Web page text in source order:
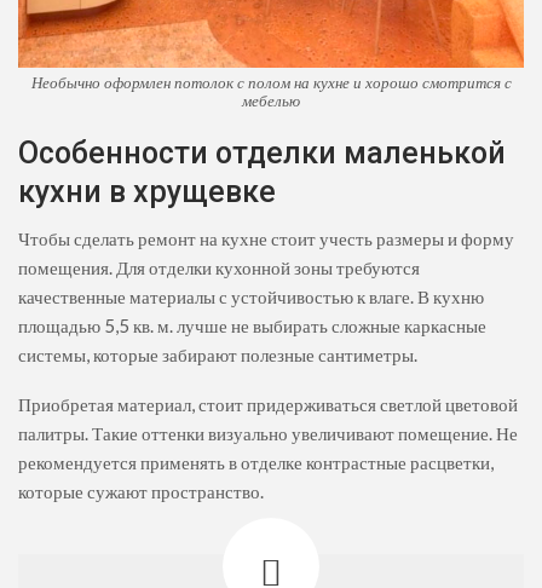
Необычно оформлен потолок с полом на кухне и хорошо смотрится с
мебелью
Особенности отделки маленькой
кухни в хрущевке
Чтобы сделать ремонт на кухне стоит учесть размеры и форму
помещения. Для отделки кухонной зоны требуются
качественные материалы с устойчивостью к влаге. В кухню
площадью 5,5 кв. м. лучше не выбирать сложные каркасные
системы, которые забирают полезные сантиметры.
Приобретая материал, стоит придерживаться светлой цветовой
палитры. Такие оттенки визуально увеличивают помещение. Не
рекомендуется применять в отделке контрастные расцветки,
которые сужают пространство.